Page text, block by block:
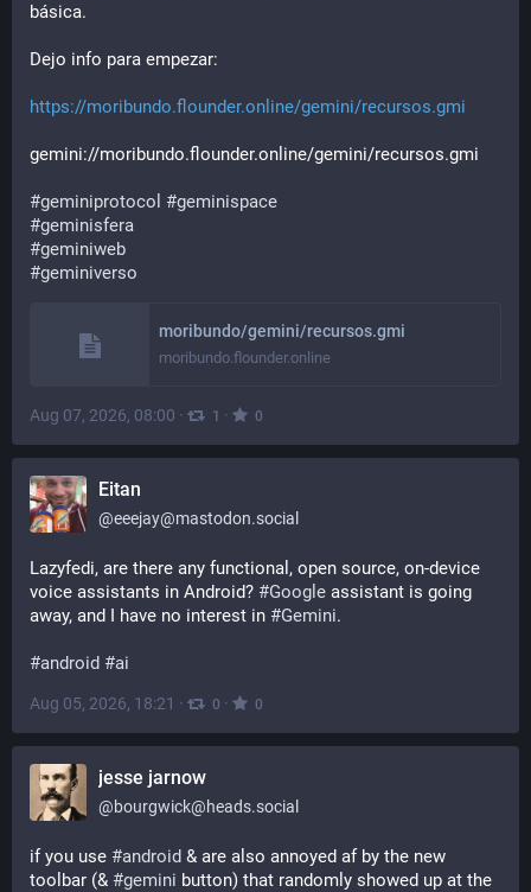
básica.
Dejo info para empezar:
https://moribundo.flounder.online/gemini/recursos.gmi
gemini://moribundo.flounder.online/gemini/recursos.gmi
#geminiprotocol #geminispace
#geminisfera
#geminiweb
#geminiverso
moribundo/gemini/recursos.gmi
moribundo.flounder.online
Aug 07, 2026, 08:00 · 1 · 0
Eitan
@eeejay@mastodon.social
Lazyfedi, are there any functional, open source, on-device
voice assistants in Android? #Google assistant is going
away, and I have no interest in #Gemini.
#android #ai
Aug 05, 2026, 18:21 · 0 · 0
jesse jarnow
@bourgwick@heads.social
if you use #android & are also annoyed af by the new
toolbar (& #gemini button) that randomly showed up at the